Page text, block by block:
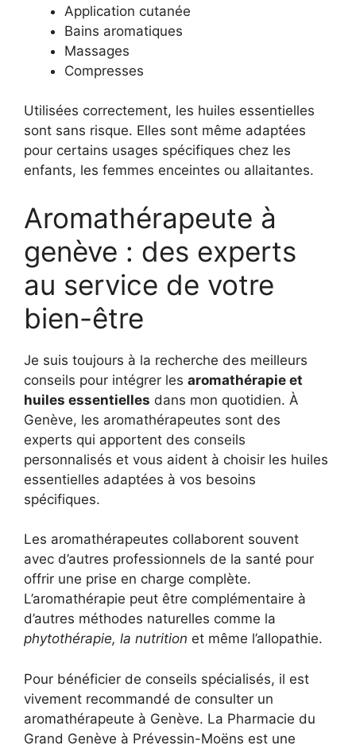
Application cutanée
Bains aromatiques
Massages
Compresses
Utilisées correctement, les huiles essentielles
sont sans risque. Elles sont même adaptées
pour certains usages spécifiques chez les
enfants, les femmes enceintes ou allaitantes.
Aromathérapeute à
genève : des experts
au service de votre
bien-être
Je suis toujours à la recherche des meilleurs
conseils pour intégrer les aromathérapie et
huiles essentielles dans mon quotidien. À
Genève, les aromathérapeutes sont des
experts qui apportent des conseils
personnalisés et vous aident à choisir les huiles
essentielles adaptées à vos besoins
spécifiques.
Les aromathérapeutes collaborent souvent
avec d’autres professionnels de la santé pour
offrir une prise en charge complète.
L’aromathérapie peut être complémentaire à
d’autres méthodes naturelles comme la
phytothérapie, la nutrition et même l’allopathie.
Pour bénéficier de conseils spécialisés, il est
vivement recommandé de consulter un
aromathérapeute à Genève. La Pharmacie du
Grand Genève à Prévessin-Moëns est une